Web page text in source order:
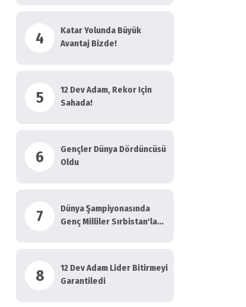
4
Katar Yolunda Büyük
Avantaj Bizde!
5
12 Dev Adam, Rekor Için
Sahada!
6
Gençler Dünya Dördüncüsü
Oldu
7
Dünya Şampiyonasında
Genç Milliler Sırbistan'la
8
12 Dev Adam Lider Bitirmeyi
Garantiledi